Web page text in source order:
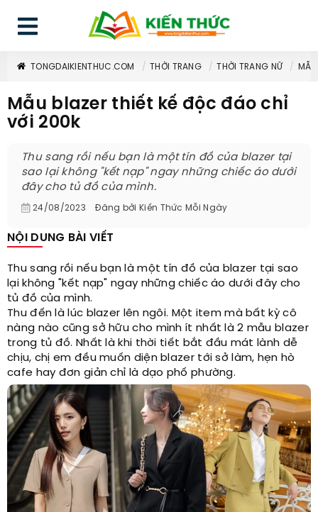
TONGDAIKIENTHUC.COM THỜI TRANG THỜI TRANG NỮ
Mẫu blazer thiết kế độc đáo chỉ
với 200k
Thu sang rồi nếu bạn là một tín đồ của blazer tại
sao lại không "kết nạp" ngay những chiếc áo dưới
đây cho tủ đồ của mình.
24/08/2023 Đăng bởi Kiến Thức Mỗi Ngày
NỘI DUNG BÀI VIẾT
Thu sang rồi nếu bạn là một tín đồ của blazer tại sao
lại không "kết nạp" ngay những chiếc áo dưới đây cho
tủ đồ của mình.
Thu đến là lúc blazer lên ngôi. Một item mà bất kỳ cô
nàng nào cũng sở hữu cho mình ít nhất là 2 mẫu blazer
trong tủ đồ. Nhất là khi thời tiết bắt đầu mát lành dễ
chịu, chị em đều muốn diện blazer tới sở làm, hẹn hò
cafe hay đơn giản chỉ là dạo phố phường.